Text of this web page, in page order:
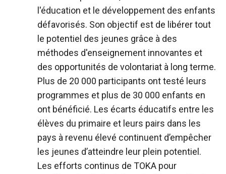
l'éducation et le développement des enfants
défavorisés. Son objectif est de libérer tout
le potentiel des jeunes grâce à des
méthodes d'enseignement innovantes et
des opportunités de volontariat à long terme.
Plus de 20 000 participants ont testé leurs
programmes et plus de 30 000 enfants en
ont bénéficié. Les écarts éducatifs entre les
élèves du primaire et leurs pairs dans les
pays à revenu élevé continuent d’empêcher
les jeunes d’atteindre leur plein potentiel.
Les efforts continus de TOKA pour